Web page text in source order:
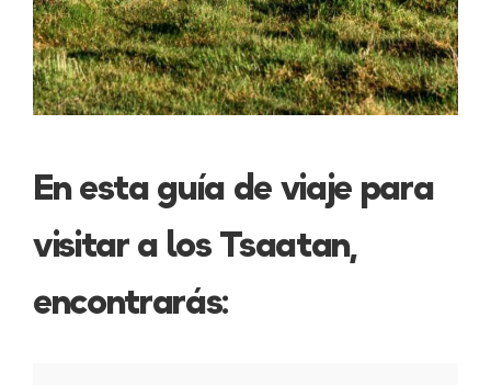
En esta guía de viaje para
visitar a los Tsaatan,
encontrarás: